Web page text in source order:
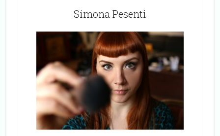
Simona Pesenti